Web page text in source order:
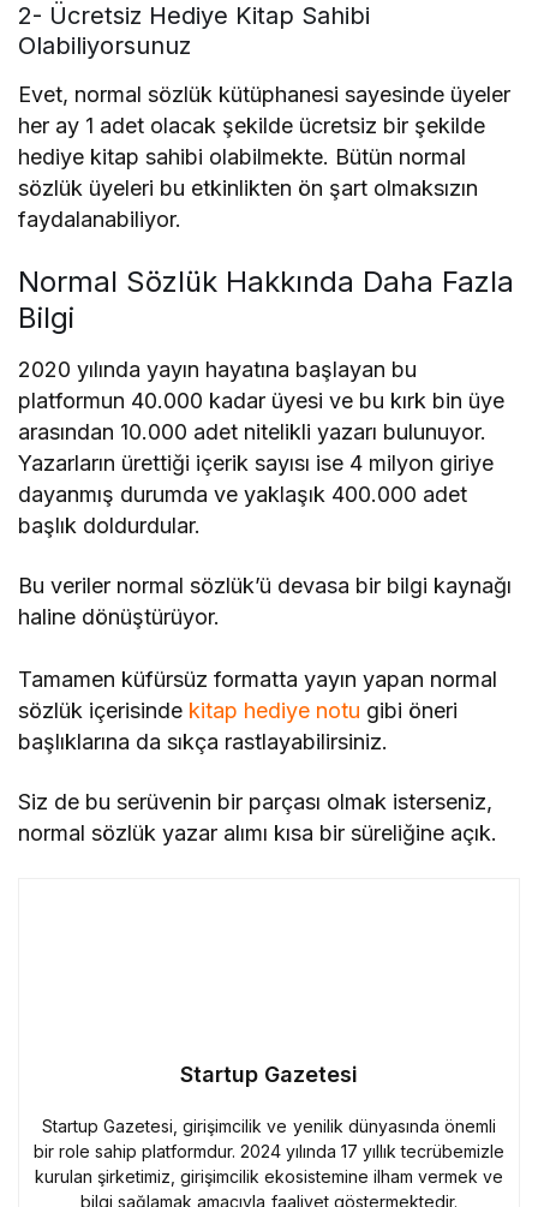
2- Ücretsiz Hediye Kitap Sahibi
Olabiliyorsunuz
Evet, normal sözlük kütüphanesi sayesinde üyeler
her ay 1 adet olacak şekilde ücretsiz bir şekilde
hediye kitap sahibi olabilmekte. Bütün normal
sözlük üyeleri bu etkinlikten ön şart olmaksızın
faydalanabiliyor.
Normal Sözlük Hakkında Daha Fazla
Bilgi
2020 yılında yayın hayatına başlayan bu
platformun 40.000 kadar üyesi ve bu kırk bin üye
arasından 10.000 adet nitelikli yazarı bulunuyor.
Yazarların ürettiği içerik sayısı ise 4 milyon giriye
dayanmış durumda ve yaklaşık 400.000 adet
başlık doldurdular.
Bu veriler normal sözlük’ü devasa bir bilgi kaynağı
haline dönüştürüyor.
Tamamen küfürsüz formatta yayın yapan normal
sözlük içerisinde kitap hediye notu gibi öneri
başlıklarına da sıkça rastlayabilirsiniz.
Siz de bu serüvenin bir parçası olmak isterseniz,
normal sözlük yazar alımı kısa bir süreliğine açık.
Startup Gazetesi
Startup Gazetesi, girişimcilik ve yenilik dünyasında önemli
bir role sahip platformdur. 2024 yılında 17 yıllık tecrübemizle
kurulan şirketimiz, girişimcilik ekosistemine ilham vermek ve
bilgi sağlamak amacıyla faaliyet göstermektedir.